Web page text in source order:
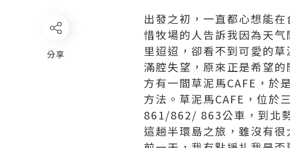
出發之初，一直都心想能
惜牧場的人告訴我因為天
里迢迢，卻看不到可愛的草
滿腔失望，原來正是希望
方有一間草泥馬CAFE，於
方法。草泥馬CAFE，位於
861/862/ 863公車，到北
這趟半環島之旅，雖沒有
分享